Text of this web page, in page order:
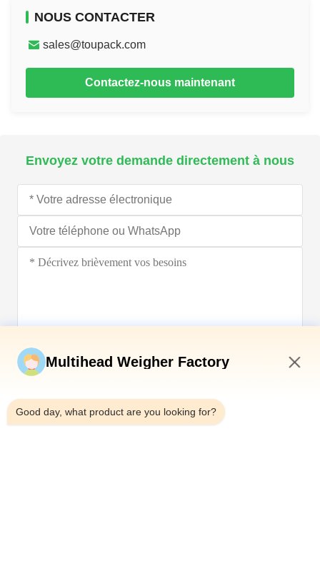
NOUS CONTACTER
sales@toupack.com
Contactez-nous maintenant
Envoyez votre demande directement à nous
Multihead Weigher Factory
Good day, what product are you looking for?